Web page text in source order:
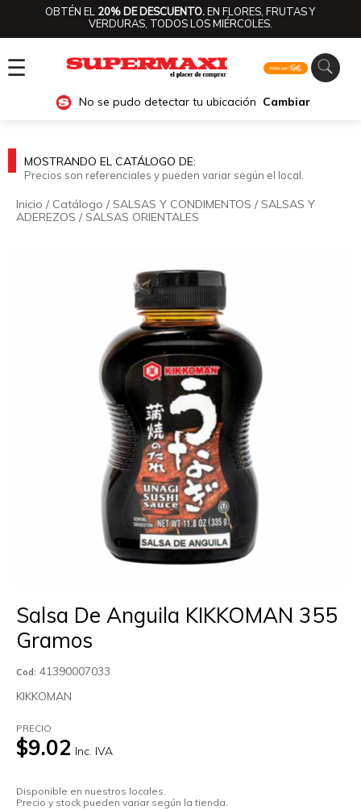
OBTÉN EL 20% DE DESCUENTO.EN FLORES, FRUTAS Y
VERDURAS, TODOS LOS MIÉRCOLES.
☰
No se pudo detectar tu ubicación Cambiar
MOSTRANDO EL CATÁLOGO DE:
Precios son referenciales y pueden variar según el local.
Inicio / Catálogo / SALSAS Y CONDIMENTOS / SALSAS Y
ADEREZOS / SALSAS ORIENTALES
Salsa De Anguila KIKKOMAN 355
Gramos
Cod: 41390007033
KIKKOMAN
PRECIO
$9.02 Inc. IVA
Disponible en nuestros locales.
Precio y stock pueden variar según la tienda.